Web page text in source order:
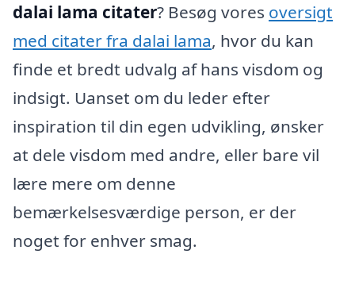
dalai lama citater? Besøg vores oversigt
med citater fra dalai lama, hvor du kan
finde et bredt udvalg af hans visdom og
indsigt. Uanset om du leder efter
inspiration til din egen udvikling, ønsker
at dele visdom med andre, eller bare vil
lære mere om denne
bemærkelsesværdige person, er der
noget for enhver smag.